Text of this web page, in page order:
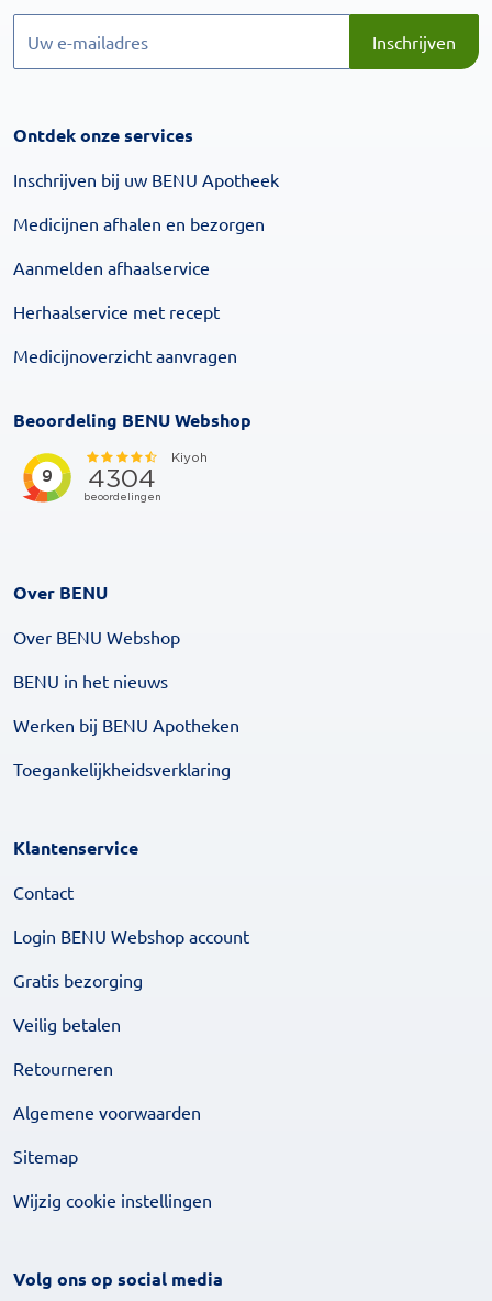
Inschrijven
Ontdek onze services
Inschrijven bij uw BENU Apotheek
Medicijnen afhalen en bezorgen
Aanmelden afhaalservice
Herhaalservice met recept
Medicijnoverzicht aanvragen
Beoordeling BENU Webshop
Over BENU
Over BENU Webshop
BENU in het nieuws
Werken bij BENU Apotheken
Toegankelijkheidsverklaring
Klantenservice
Contact
Login BENU Webshop account
Gratis bezorging
Veilig betalen
Retourneren
Algemene voorwaarden
Sitemap
Wijzig cookie instellingen
Volg ons op social media